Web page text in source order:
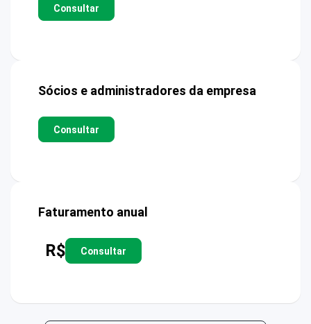
Consultar
Sócios e administradores da empresa
Consultar
Faturamento anual
R$ Consultar